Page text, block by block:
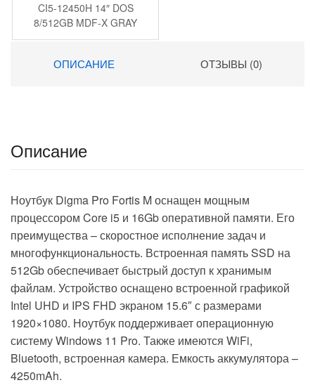
CI5-12450H 14″ DOS
8/512GB MDF-X GRAY
HUAWEI
ОПИСАНИЕ ОТЗЫВЫ (0)
Описание
Ноутбук Digma Pro Fortis M оснащен мощным
процессором Core i5 и 16Gb оперативной памяти. Его
преимущества – скоростное исполнение задач и
многофункциональность. Встроенная память SSD на
512Gb обеспечивает быстрый доступ к хранимым
файлам. Устройство оснащено встроенной графикой
Intel UHD и IPS FHD экраном 15.6″ с размерами
1920×1080. Ноутбук поддерживает операционную
систему Windows 11 Pro. Также имеются WiFi,
Bluetooth, встроенная камера. Емкость аккумулятора –
4250mAh.